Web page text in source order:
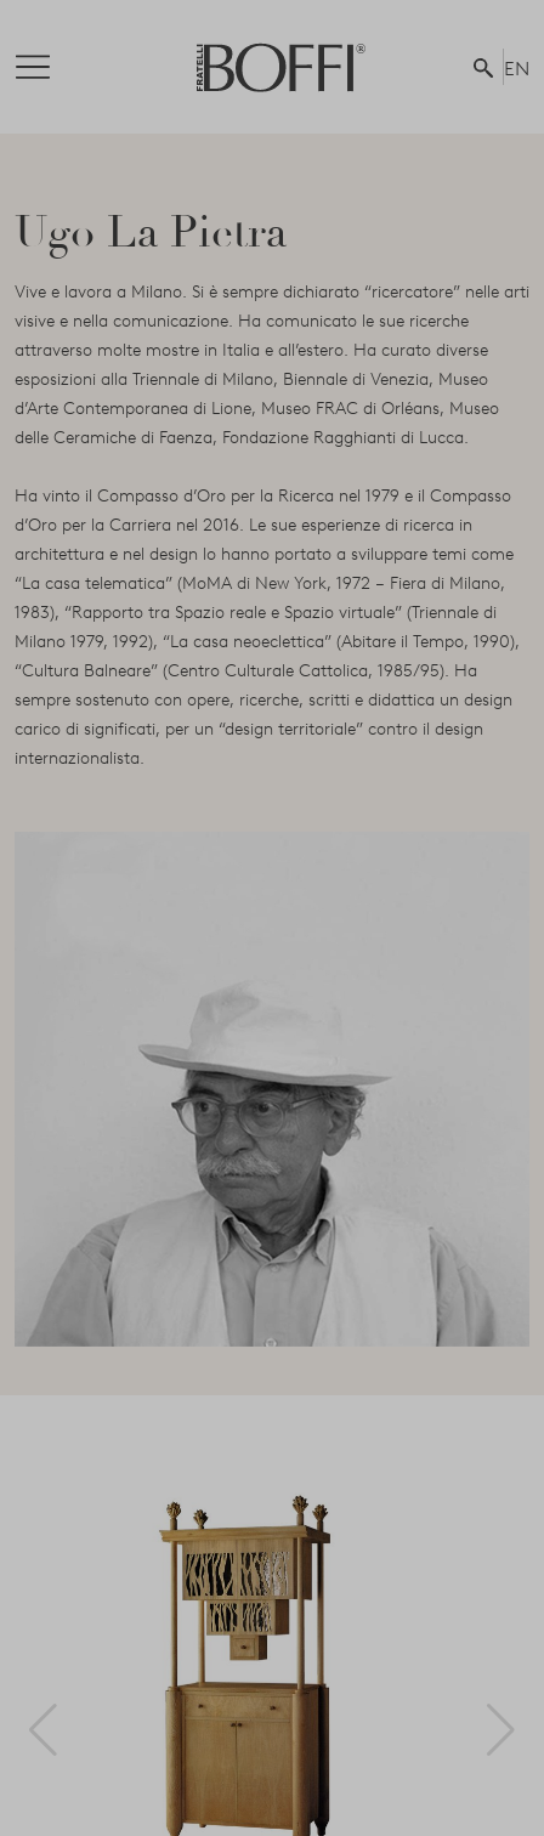
EN
Ugo La Pietra
Vive e lavora a Milano. Si è sempre dichiarato “ricercatore” nelle arti
visive e nella comunicazione. Ha comunicato le sue ricerche
attraverso molte mostre in Italia e all’estero. Ha curato diverse
esposizioni alla Triennale di Milano, Biennale di Venezia, Museo
d’Arte Contemporanea di Lione, Museo FRAC di Orléans, Museo
delle Ceramiche di Faenza, Fondazione Ragghianti di Lucca.
Ha vinto il Compasso d’Oro per la Ricerca nel 1979 e il Compasso
d’Oro per la Carriera nel 2016. Le sue esperienze di ricerca in
architettura e nel design lo hanno portato a sviluppare temi come
“La casa telematica” (MoMA di New York, 1972 – Fiera di Milano,
1983), “Rapporto tra Spazio reale e Spazio virtuale” (Triennale di
Milano 1979, 1992), “La casa neoeclettica” (Abitare il Tempo, 1990),
“Cultura Balneare” (Centro Culturale Cattolica, 1985/95). Ha
sempre sostenuto con opere, ricerche, scritti e didattica un design
carico di significati, per un “design territoriale” contro il design
internazionalista.